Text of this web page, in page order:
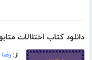
دانلود کتاب اختلالات
از:رضا